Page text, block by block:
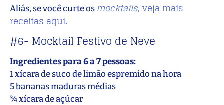
Aliás, se você curte osmocktails, veja mais
receitas aqui.
#6- Mocktail Festivo de Neve
Ingredientes para 6 a 7 pessoas:
1 xícara de suco de limão espremido na hora
5 bananas maduras médias
¾ xícara de açúcar